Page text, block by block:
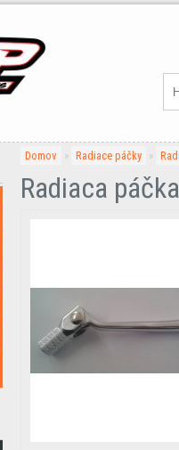
Domov » Radiace páčky »
Radiaca páčka